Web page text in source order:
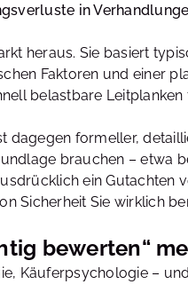
in
heraus. Sie basiert
Faktoren und einer
belastbare
dagegen formeller,
brauchen – etwa
ein Gutachten
Sicherheit Sie wirklich
bewerten“
Käuferpsychologie –